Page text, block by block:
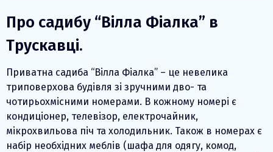
Про садибу “Вілла Фіалка” в
Трускавці.
Приватна садиба “Вілла Фіалка” – це невелика
триповерхова будівля зі зручними дво- та
чотирьохмісними номерами. В кожному номері є
кондиціонер, телевізор, електрочайник,
мікрохвильова піч та холодильник. Також в номерах є
набір необхідних меблів (шафа для одягу, комод,